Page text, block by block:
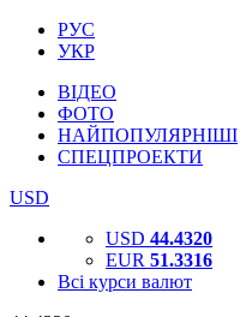
РУС
УКР
ВІДЕО
ФОТО
НАЙПОПУЛЯРНІШІ
СПЕЦПРОЕКТИ
USD
USD 44.4320
EUR 51.3316
Всі курси валют